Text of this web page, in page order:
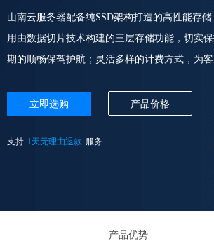
山南云服务器配备纯SSD架构打造的高性能存
用由数据切片技术构建的三层存储功能，切实
期的顺畅保驾护航；灵活多样的计费方式，为
立即选购 产品价格
支持 1天无理由退款 服务
产品优势